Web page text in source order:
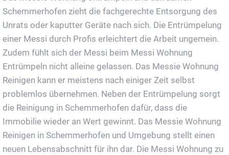
Schemmerhofen zieht die fachgerechte Entsorgung des
Unrats oder kaputter Geräte nach sich. Die Entrümpelung
einer Messi durch Profis erleichtert die Arbeit ungemein.
Zudem fühlt sich der Messi beim Messi Wohnung
Entrümpeln nicht alleine gelassen. Das Messie Wohnung
Reinigen kann er meistens nach einiger Zeit selbst
problemlos übernehmen. Neben der Entrümpelung sorgt
die Reinigung in Schemmerhofen dafür, dass die
Immobilie wieder an Wert gewinnt. Das Messie Wohnung
Reinigen in Schemmerhofen und Umgebung stellt einen
neuen Lebensabschnitt für ihn dar. Die Messi Wohnung zu